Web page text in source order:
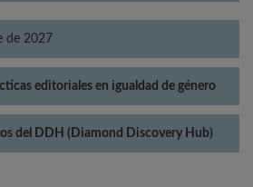
de 2027
editoriales en igualdad de género
del DDH (Diamond Discovery Hub)